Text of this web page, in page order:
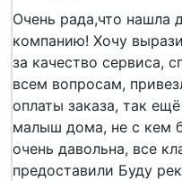
Очень рада,что нашла
компанию! Хочу
за качество сервиса,
всем вопросам,
оплаты заказа, так
малыш дома, не с кем
очень давольна, все
предоставили Буду